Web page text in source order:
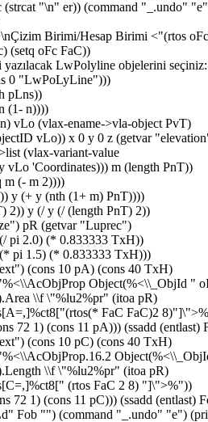
"\n" er)) (command "_.undo"
Birimi/Hesap Birimi <"(rtos
(setq oFc FaC))
yazılacak LwPolyline objelerini
0 "LwPoLyLine")))
pLns))
(1- n))))
vLo (vlax-ename->vla-object PvT)
vLo)) x 0 y 0 z (getvar
(vlax-variant-value
m (length PnT))
m (- m 2))))
y (+ y (nth (1+ m) PnT))))
2)) y (/ y (/ (length PnT) 2))
pR (getvar "Luprec")
2.0) (* 0.833333 TxH))
1.5) (* 0.833333 TxH)))
(cons 10 pA) (cons 40 TxH)
Object(%<\\_ObjId "
(itoa pR)
FaC FaC)2
(cons 11 pA))) (ssadd (entlast)
(cons 10 pC) (cons 40 TxH)
(itoa pR)
(rtos FaC 2 8) "]\">%"))
(cons 11 pC))) (ssadd (entlast)
Fob "") (command "_.undo" "e")